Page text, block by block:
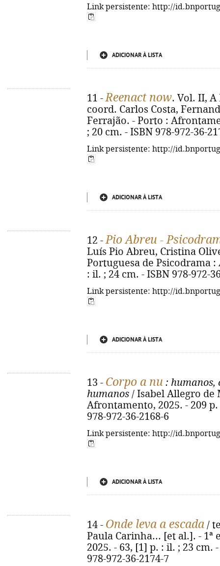
Link persistente: http://
ADICIONAR À LISTA
11 -Reenact now. Vol. II, A
coord. Carlos Costa,
Ferrajão. - Porto :
; 20 cm. - ISBN 978-972-36-
Link persistente: http://
ADICIONAR À LISTA
12 -Pio Abreu -
Luís Pio Abreu, Cristina
Portuguesa de Psicodrama
: il. ; 24 cm. - ISBN 978-972-
Link persistente: http://
ADICIONAR À LISTA
13 - Corpo a nu : humanos,
humanos / Isabel Allegro de
Afrontamento, 2025. - 209 p.
978-972-36-2168-6
Link persistente: http://
ADICIONAR À LISTA
14 - Onde leva a escada /
Paula Carinha... [et al.]. -
2025. - 63, [1] p. : il. ; 23 cm.
978-972-36-2174-7